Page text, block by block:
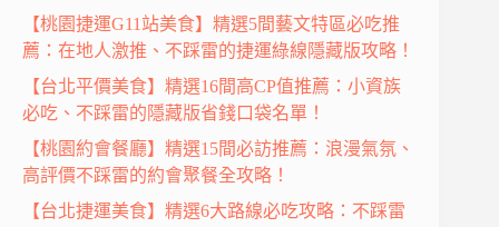
【桃園捷運G11站美食】精選5間藝文特區必吃推
薦：在地人激推、不踩雷的捷運綠線隱藏版攻略！
【台北平價美食】精選16間高CP值推薦：小資族
必吃、不踩雷的隱藏版省錢口袋名單！
【桃園約會餐廳】精選15間必訪推薦：浪漫氣氛、
高評價不踩雷的約會聚餐全攻略！
【台北捷運美食】精選6大路線必吃攻略：不踩雷